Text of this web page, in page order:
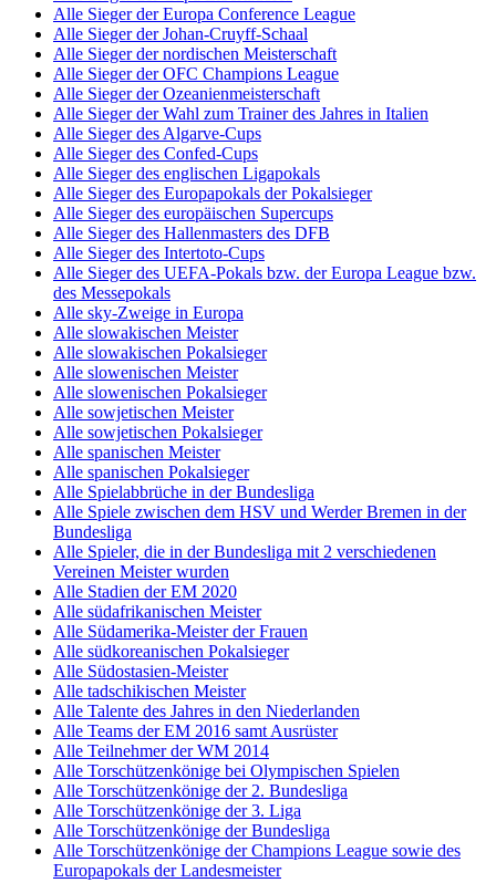
Alle Sieger der Europa Conference League
Alle Sieger der Johan-Cruyff-Schaal
Alle Sieger der nordischen Meisterschaft
Alle Sieger der OFC Champions League
Alle Sieger der Ozeanienmeisterschaft
Alle Sieger der Wahl zum Trainer des Jahres in Italien
Alle Sieger des Algarve-Cups
Alle Sieger des Confed-Cups
Alle Sieger des englischen Ligapokals
Alle Sieger des Europapokals der Pokalsieger
Alle Sieger des europäischen Supercups
Alle Sieger des Hallenmasters des DFB
Alle Sieger des Intertoto-Cups
Alle Sieger des UEFA-Pokals bzw. der Europa League bzw.
des Messepokals
Alle sky-Zweige in Europa
Alle slowakischen Meister
Alle slowakischen Pokalsieger
Alle slowenischen Meister
Alle slowenischen Pokalsieger
Alle sowjetischen Meister
Alle sowjetischen Pokalsieger
Alle spanischen Meister
Alle spanischen Pokalsieger
Alle Spielabbrüche in der Bundesliga
Alle Spiele zwischen dem HSV und Werder Bremen in der
Bundesliga
Alle Spieler, die in der Bundesliga mit 2 verschiedenen
Vereinen Meister wurden
Alle Stadien der EM 2020
Alle südafrikanischen Meister
Alle Südamerika-Meister der Frauen
Alle südkoreanischen Pokalsieger
Alle Südostasien-Meister
Alle tadschikischen Meister
Alle Talente des Jahres in den Niederlanden
Alle Teams der EM 2016 samt Ausrüster
Alle Teilnehmer der WM 2014
Alle Torschützenkönige bei Olympischen Spielen
Alle Torschützenkönige der 2. Bundesliga
Alle Torschützenkönige der 3. Liga
Alle Torschützenkönige der Bundesliga
Alle Torschützenkönige der Champions League sowie des
Europapokals der Landesmeister